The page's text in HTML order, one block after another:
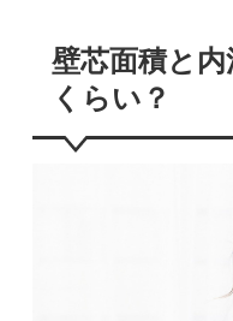
壁芯面積と
くらい？